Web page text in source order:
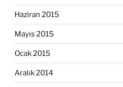
Haziran 2015
Mayıs 2015
Ocak 2015
Aralık 2014